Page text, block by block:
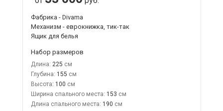
Фабрика - Divama
Механизм - еврокнижка, тик-так
Ящик для белья
Набор размеров
Длина: 225
Глубина: 155
Высота: 100
Ширина спального места: 153
Длина спального места: 190